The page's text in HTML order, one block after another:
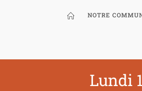
NOTRE
Lundi